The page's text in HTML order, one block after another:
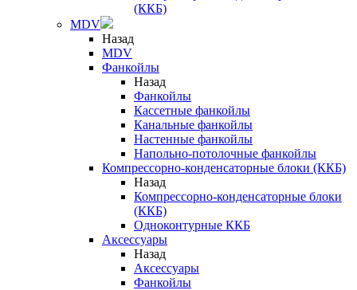
(ККБ)
MDV
Назад
MDV
Фанкойлы
Назад
Фанкойлы
Кассетные фанкойлы
Канальные фанкойлы
Настенные фанкойлы
Напольно-потолочные фанкойлы
Компрессорно-конденсаторные блоки (ККБ)
Назад
Компрессорно-конденсаторные блоки
(ККБ)
Одноконтурные ККБ
Аксессуары
Назад
Аксессуары
Фанкойлы